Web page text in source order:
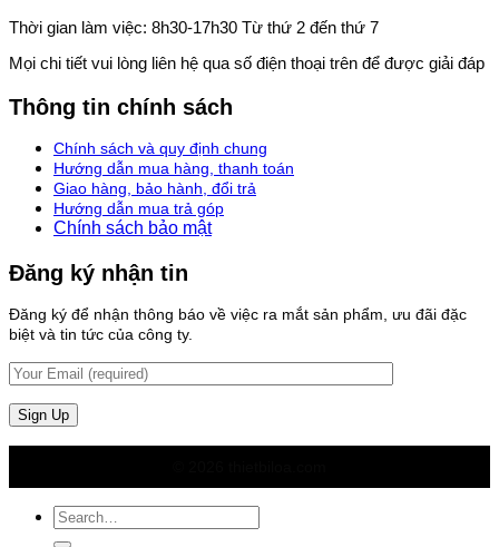
Thời gian làm việc: 8h30-17h30 Từ thứ 2 đến thứ 7
Mọi chi tiết vui lòng liên hệ qua số điện thoại trên để được giải đáp
Thông tin chính sách
Chính sách và quy định chung
Hướng dẫn mua hàng, thanh toán
Giao hàng, bảo hành, đổi trả
Hướng dẫn mua trả góp
Chính sách bảo mật
Đăng ký nhận tin
Đăng ký để nhận thông báo về việc ra mắt sản phẩm, ưu đãi đặc
biệt và tin tức của công ty.
Search
for: